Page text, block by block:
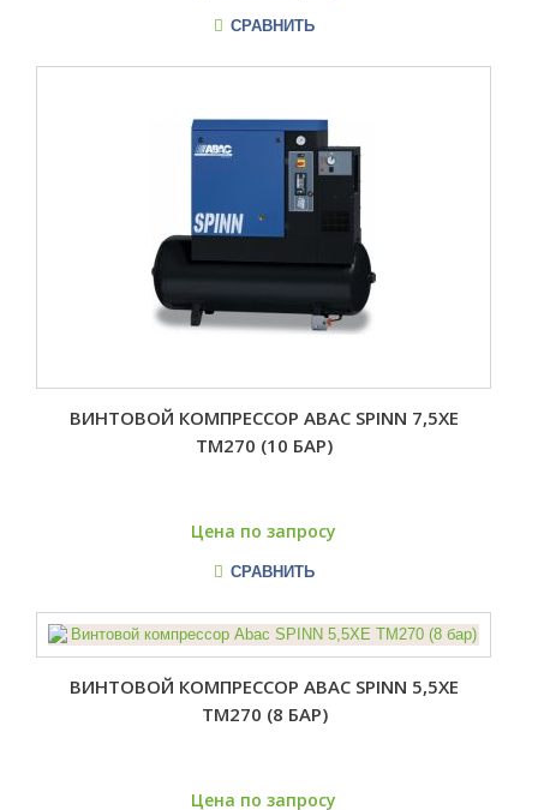
СРАВНИТЬ
ВИНТОВОЙ КОМПРЕССОР ABAC SPINN 7,5XE
TM270 (10 БАР)
Цена по запросу
СРАВНИТЬ
ВИНТОВОЙ КОМПРЕССОР ABAC SPINN 5,5XE
TM270 (8 БАР)
Цена по запросу